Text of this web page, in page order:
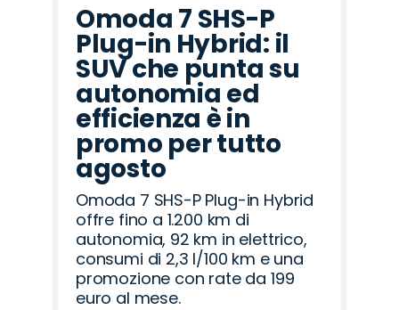
Omoda 7 SHS-P
Plug-in Hybrid: il
SUV che punta su
autonomia ed
efficienza è in
promo per tutto
agosto
Omoda 7 SHS-P Plug-in Hybrid
offre fino a 1.200 km di
autonomia, 92 km in elettrico,
consumi di 2,3 l/100 km e una
promozione con rate da 199
euro al mese.